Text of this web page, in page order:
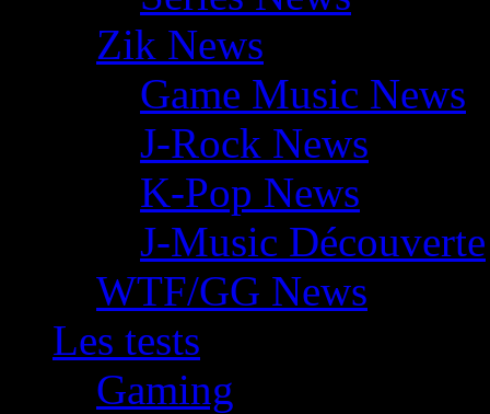
Zik News
Game Music News
J-Rock News
K-Pop News
J-Music Découverte
WTF/GG News
Les tests
Gaming